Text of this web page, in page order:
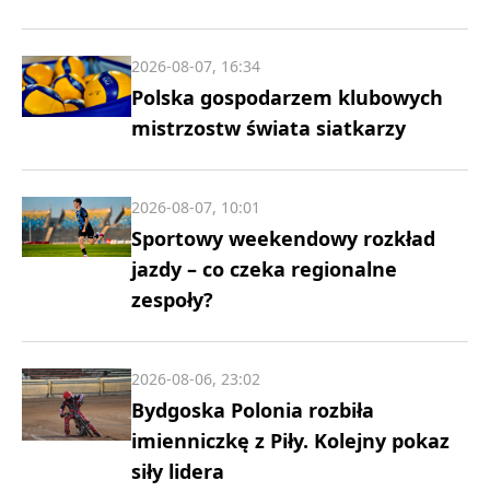
Polska gospodarzem klubowych
mistrzostw świata siatkarzy
2026-08-07, 16:34
Sportowy weekendowy rozkład
jazdy – co czeka regionalne
zespoły?
2026-08-07, 10:01
Bydgoska Polonia rozbiła
imienniczkę z Piły. Kolejny pokaz
siły lidera
2026-08-06, 23:02